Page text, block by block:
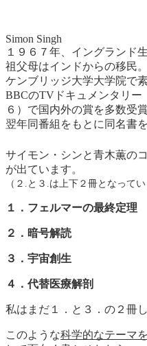
Simon Singh
１９６７年、イングランド生
祖父母はインドからの移民。
ケンブリッジ大学大学院で
BBCのTVドキュメンタリー
６）で国内外の賞を多数受賞
翌年同番組をもとに同名書
サイモン・シンと青木薫の
が出ています。
（２.と３.は上下２冊となってい
１．フェルマーの最終定理
２．暗号解読
３．宇宙創生
４．代替医療解剖
私はまだ１．と３．の２冊
このような科学的なテーマ